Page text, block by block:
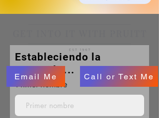
Email Me Call or Text Me
Estableciendo la
intención...
Primer nombre